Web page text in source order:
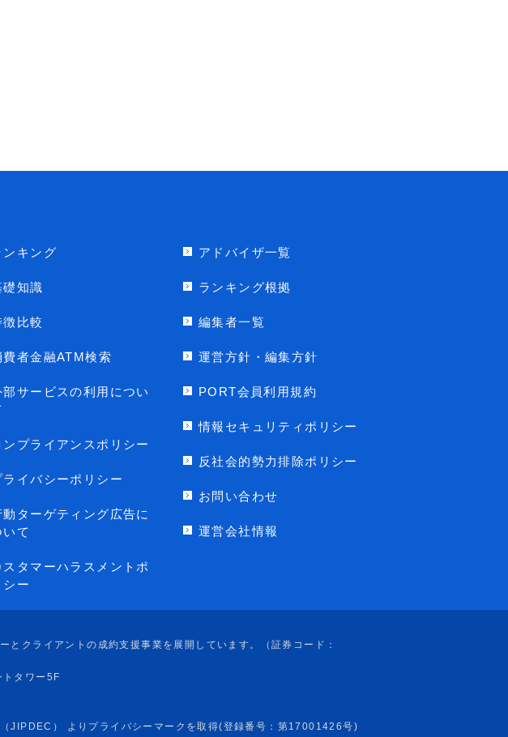
ンキング
礎知識
徴比較
費者金融ATM検索
部サービスの利用につい
ンプライアンスポリシー
ライバシーポリシー
動ターゲティング広告に
いて
スタマーハラスメントポ
シー
アドバイザ一覧
ランキング根拠
編集者一覧
運営方針・編集方針
PORT会員利用規約
情報セキュリティポリシー
反社会的勢力排除ポリシー
お問い合わせ
運営会社情報